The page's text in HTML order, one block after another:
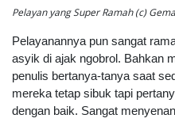
Pelayan yang Super Ramah (c)
Pelayanannya pun sangat
asyik di ajak ngobrol. Bahkan
penulis bertanya-tanya saat
mereka tetap sibuk tapi
dengan baik. Sangat